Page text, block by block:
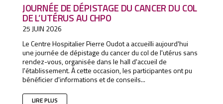
JOURNÉE DE DÉPISTAGE DU CANCER DU COL
DE L’UTÉRUS AU CHPO
25 JUIN 2026
Le Centre Hospitalier Pierre Oudot a accueilli aujourd'hui
une journée de dépistage du cancer du col de l'utérus sans
rendez-vous, organisée dans le hall d'accueil de
l'établissement. À cette occasion, les participantes ont pu
bénéficier d'informations et de conseils...
LIRE PLUS